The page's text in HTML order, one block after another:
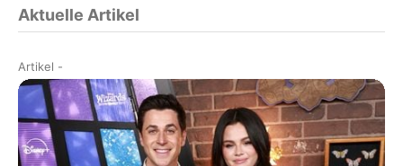
Aktuelle Artikel
Artikel -